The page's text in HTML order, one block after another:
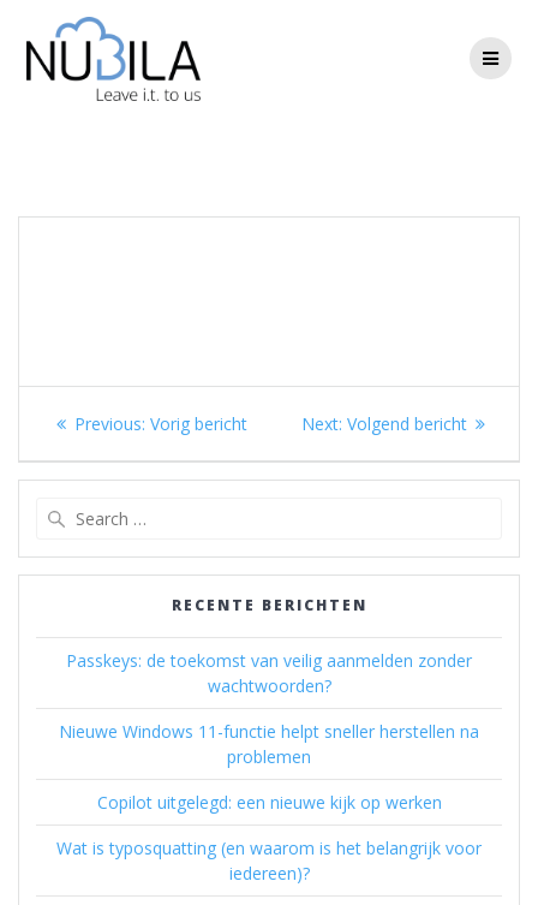
Berichtnavigatie
Previous: Previous
Vorig bericht Next: Next
Volgend bericht
RECENTE BERICHTEN
Passkeys: de toekomst van veilig aanmelden zonder
wachtwoorden?
Nieuwe Windows 11-functie helpt sneller herstellen na
problemen
Copilot uitgelegd: een nieuwe kijk op werken
Wat is typosquatting (en waarom is het belangrijk voor
iedereen)?